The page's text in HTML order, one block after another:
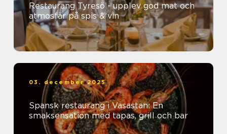
Restaurang Tyresö - upplev god mat och
atmosfär på spis & vin
03. december 2025
Spansk restaurang i Vasastan: En
smaksensation med tapas, grill och bar